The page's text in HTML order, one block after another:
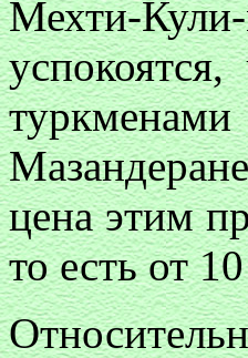
Мехти-
цена этим
то есть от